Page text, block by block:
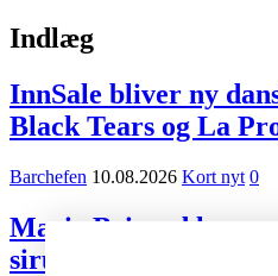
Indlæg
InnSale bliver ny
Black Tears og La
Barchefen 10.08.2026 Kort nyt 0
Marie Brizard
sirupflaskerne